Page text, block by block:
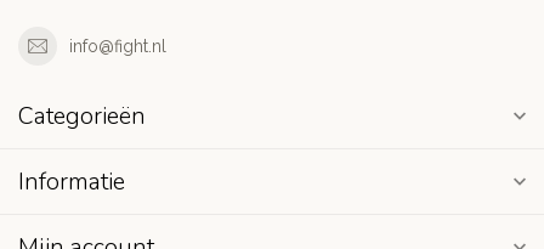
info@fight.nl
Categorieën
Informatie